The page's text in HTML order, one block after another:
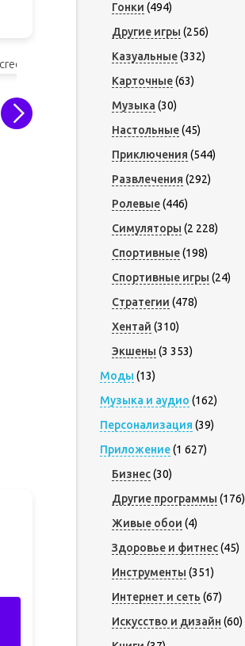
Гонки (494)
Другие игры (256)
Казуальные(332)
Карточные(63)
Музыка (30)
Настольные(45)
Приключения (544)
Развлечения (292)
Ролевые(446)
Симуляторы (2 228)
Спортивные(198)
Спортивные игры (24)
Стратегии (478)
Хентай (310)
Экшены (3 353)
Моды (13)
Музыка и аудио (162)
Персонализация (39)
Приложение(1 627)
Бизнес(30)
Другие программы (176)
Живые обои (4)
Здоровье и фитнес(45)
Инструменты (351)
Интернет и сеть (67)
Искусство и дизайн (60)